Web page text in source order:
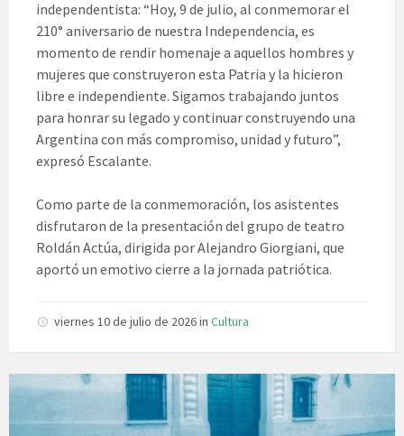
independentista: “Hoy, 9 de julio, al conmemorar el
210° aniversario de nuestra Independencia, es
momento de rendir homenaje a aquellos hombres y
mujeres que construyeron esta Patria y la hicieron
libre e independiente. Sigamos trabajando juntos
para honrar su legado y continuar construyendo una
Argentina con más compromiso, unidad y futuro”,
expresó Escalante.
Como parte de la conmemoración, los asistentes
disfrutaron de la presentación del grupo de teatro
Roldán Actúa, dirigida por Alejandro Giorgiani, que
aportó un emotivo cierre a la jornada patriótica.
viernes 10 de julio de 2026in Cultura